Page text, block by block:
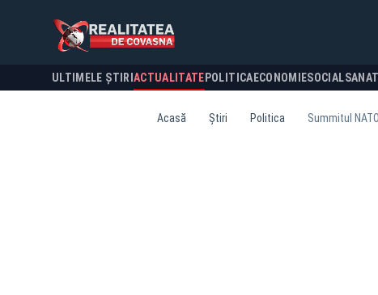
ULTIMELE ȘTIRI ACTUALITATE POLITICA ECONOMIESOCIAL
Acasă Știri Politica Summitul